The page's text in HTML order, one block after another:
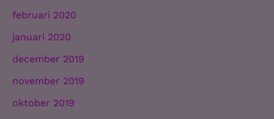
februari 2020
januari 2020
december 2019
november 2019
oktober 2019